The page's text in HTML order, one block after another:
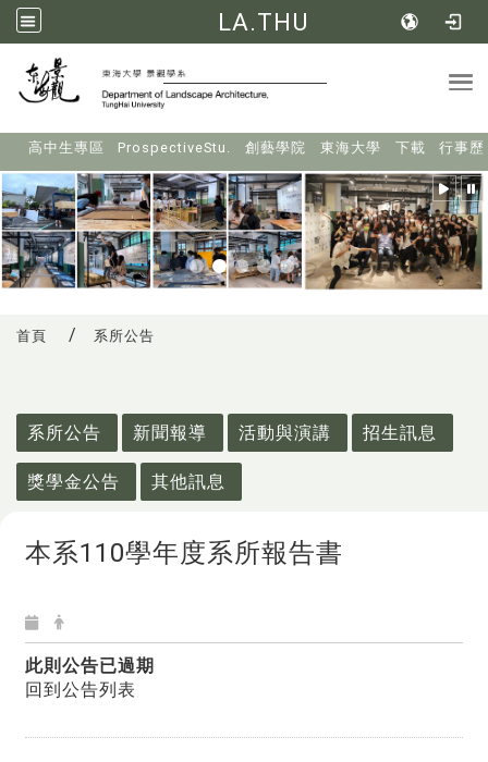
LA.THU
高中生專區 ProspectiveStu. 創藝學院 東海大學 下載 行事歷
首頁 系所公告
系所公告
新聞報導 活動與演講 招生訊息
獎學金公告 其他訊息
本系110學年度系所報告書
此則公告已過期
回到公告列表